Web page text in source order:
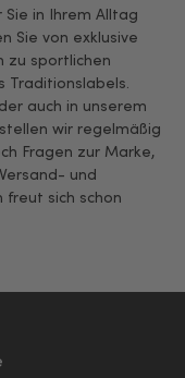
Sie in Ihrem Alltag
Sie von exklusive
zu sportlichen
Traditionslabels.
auch in unserem
wir regelmäßig
Fragen zur Marke,
und
freut sich schon